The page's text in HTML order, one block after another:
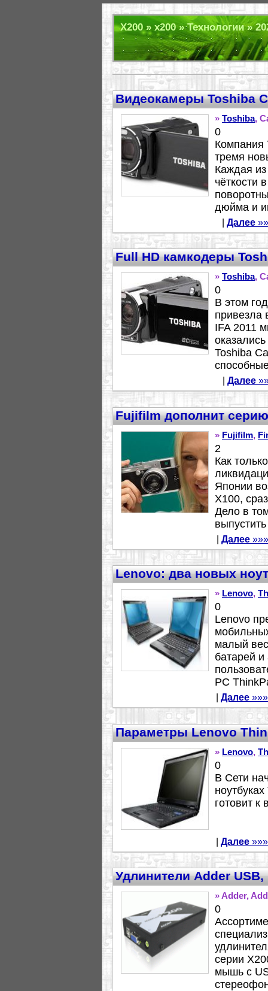
X200 » x200 » Технологии »
Видеокамеры Toshiba
» Toshiba,
0
Компания
тремя
Каждая
чёткости
дюйма и
Далее
Full HD камкодеры
» Toshiba,
0
В этом
привезла
IFA 2011
Toshiba
Далее
Fujifilm дополнит
» Fujifilm,
2
Как
Японии
X100,
Дело в
Далее »»»
Lenovo: два новых
» Lenovo,
0
Lenovo
малый
батарей
PC
Далее »»»
Параметры Lenovo
» Lenovo,
0
В Сети
готовит к
Далее »»»
Удлинители Adder
» Adder,
0
серии
мышь с